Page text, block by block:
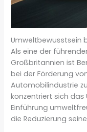
Umweltbewusstsein
Als eine der
Großbritannien ist
bei der Förderung
Automobilindustrie
konzentriert sich
Einführung
die Reduzierung